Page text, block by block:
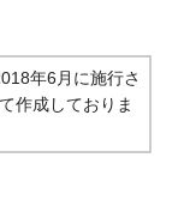
年6月に施行さ
作成しておりま